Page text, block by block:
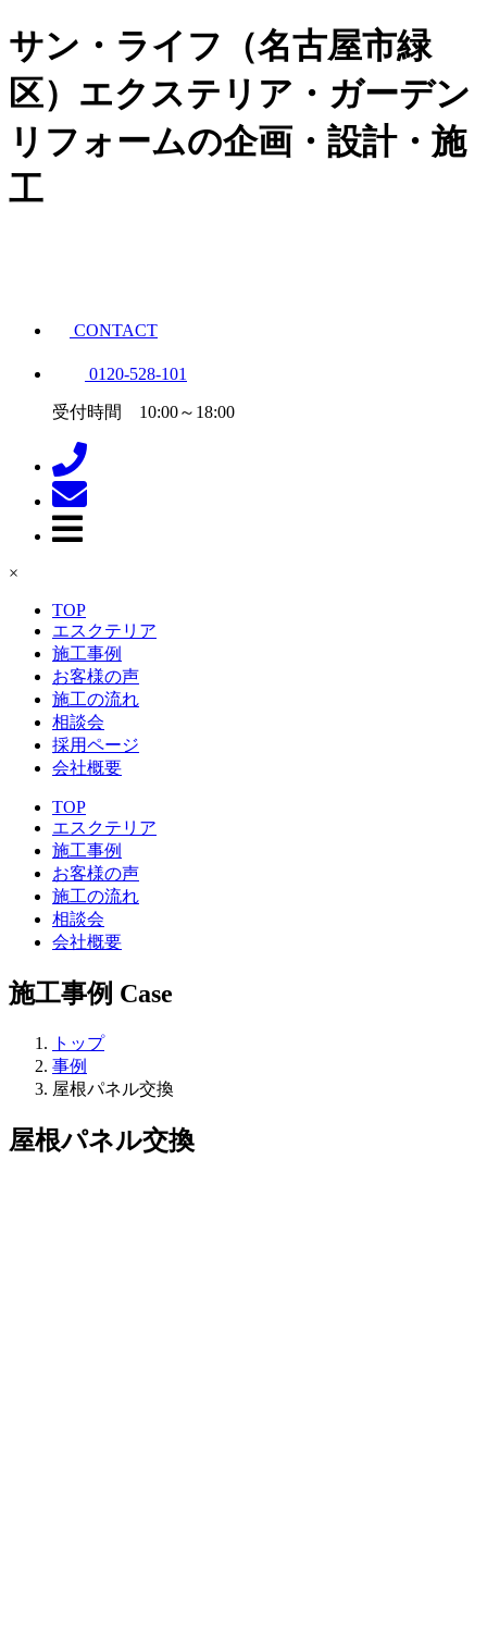
サン・ライフ（名古屋市緑
区）エクステリア・ガーデン
リフォームの企画・設計・施
工
CONTACT
0120-528-101
受付時間 10:00～18:00
×
TOP
エスクテリア
施工事例
お客様の声
施工の流れ
相談会
採用ページ
会社概要
TOP
エスクテリア
施工事例
お客様の声
施工の流れ
相談会
会社概要
施工事例 Case
トップ
事例
屋根パネル交換
屋根パネル交換